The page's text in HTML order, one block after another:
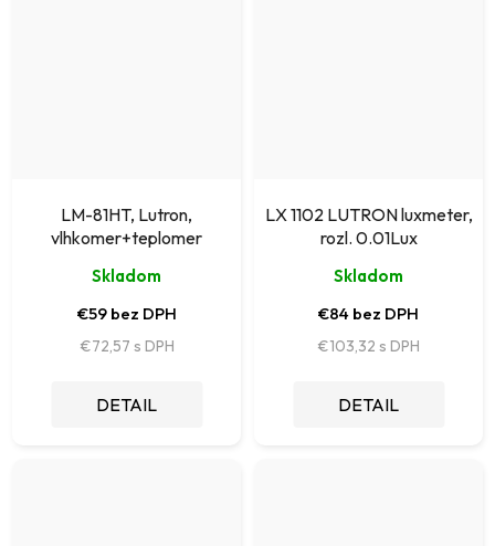
LM-81HT, Lutron,
vlhkomer+teplomer
Skladom
€59 bez DPH
€72,57
DETAIL
LX 1102 LUTRON luxmeter,
rozl. 0.01Lux
Skladom
€84 bez DPH
€103,32
DETAIL